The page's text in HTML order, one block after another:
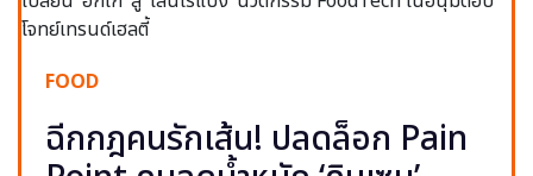
FOOD
ฉีกกฎคนรักเส้น! ปลดล็อก Pain